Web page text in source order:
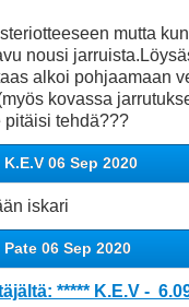
mutta
nousi
alkoi pohjaamaan
kovassa
pitäisi tehdä???
K.E.V 06 Sep 2020
iskari
Pate 06 Sep 2020
***** K.E.V -